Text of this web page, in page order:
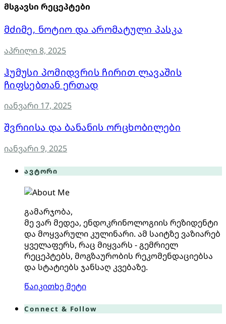
მსგავსი რეცეპტები
მძიმე, ნოტიო და არომატული პასკა
აპრილი 8, 2025
ჰუმუსი პომიდვრის ჩირით ლავაშის
ჩიფსებთან ერთად
იანვარი 17, 2025
შვრიისა და ბანანის ორცხობილები
იანვარი 9, 2025
ავტორი
გამარჯობა,
მე ვარ მედეა, ენდოკრინოლოგიის რეზიდენტი
და მოყვარული კულინარი. ამ საიტზე ვაზიარებ
ყველაფერს, რაც მიყვარს - გემრიელ
რეცეპტებს, მოგზაურობის რეკომენდაციებსა
და სტატიებს ჯანსაღ კვებაზე.
წაიკითხე მეტი
Connect & Follow